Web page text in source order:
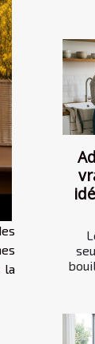
la